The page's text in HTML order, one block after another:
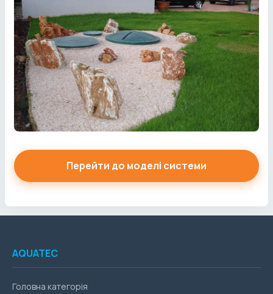
Перейти до моделі системи
AQUATEC
Головна категорія